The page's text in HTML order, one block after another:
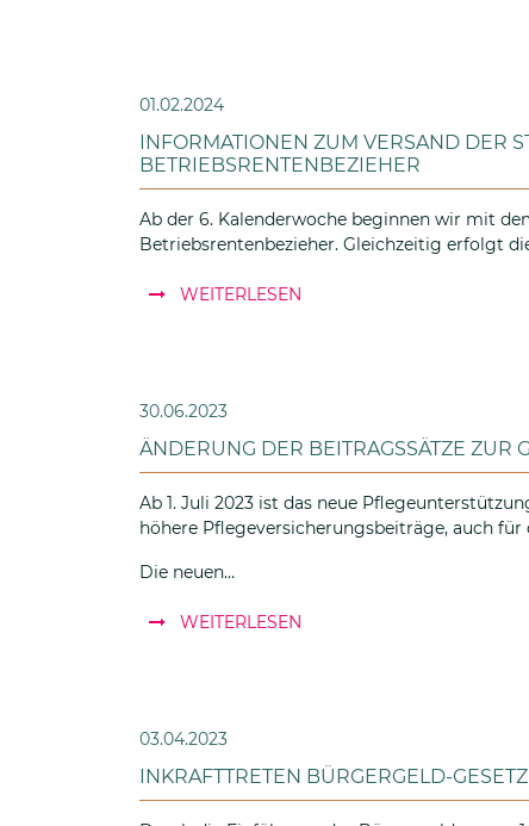
01.02.2024
INFORMATIONEN ZUM VERSAND DER
BETRIEBSRENTENBEZIEHER
Ab der 6. Kalenderwoche beginnen wir mit
Betriebsrentenbezieher. Gleichzeitig erfolgt
WEITERLESEN
30.06.2023
ÄNDERUNG DER BEITRAGSSÄTZE ZUR
Ab 1. Juli 2023 ist das neue
höhere Pflegeversicherungsbeiträge, auch
Die neuen…
WEITERLESEN
03.04.2023
INKRAFTTRETEN BÜRGERGELD-